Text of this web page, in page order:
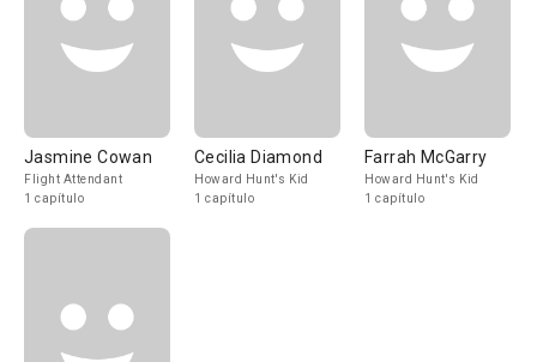
Jasmine Cowan
Flight Attendant
1 capítulo
Cecilia Diamond
Howard Hunt's Kid
1 capítulo
Farrah McGarry
Howard Hunt's Kid
1 capítulo